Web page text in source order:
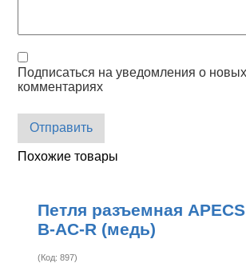
Подписаться на уведомления о
комментариях
Отправить
Похожие товары
Петля разъемная
B-AC-R (медь)
(Код:897)